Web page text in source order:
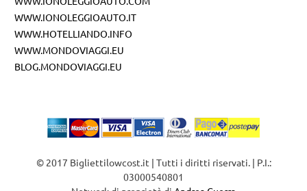
WWW.IONOLEGGIOAUTO.IT
WWW.HOTELLIANDO.INFO
WWW.MONDOVIAGGI.EU
BLOG.MONDOVIAGGI.EU
© 2017 Bigliettilowcost.it | Tutti i diritti riservati. | P.I.:
03000540801